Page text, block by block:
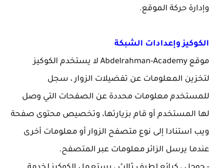
وإدارة حركة الموقع.
الكوكيز وإعدادات الشبكة
موقع Abdelrahman-Academy لا يستخدم الكوكيز
لتخزين المعلومات عن تفضيلات الزوار ، سجل
للمستخدم معلومات محددة عن الصفحات التي وصل
لها المستخدم أو قام بزيارتها، وتخصيص محتوى صفحة
ويب استنادا إلى نوع متصفح الزوار أو معلومات أخرى
عندما يرسل الزائر معلومات عبر المتصفح.